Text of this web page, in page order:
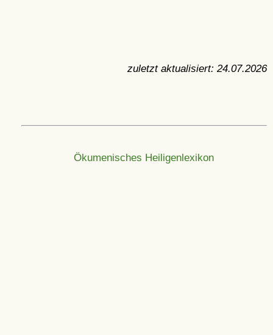
zuletzt aktualisiert: 24.07.2026
Ökumenisches Heiligenlexikon